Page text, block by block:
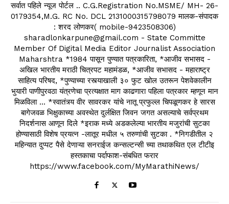
सर्वात पहिले न्यूज पोर्टल .. C.G.Registration No.MSME/ MH- 26-
0179354,M.G. RC No. DCL 2131000315798079 मालक-संपादक
: शरद लोणकर( mobile-9423508306)
sharadlonkarpune@gmail.com - State Committe
Member Of Digital Media Editor Journalist Association
Maharshtra *1984 पासून पुण्यात पत्रकारिता, *आजीव सभासद -
अखिल भारतीय मराठी चित्रपट महामंडळ, *आजीव सभासद - महाराष्ट्र
साहित्य परिषद, *पुण्याच्या रस्त्याखाली ३० फुट खोल उतरून पेशवेकालीन
भुयारी पाणीपुरवठा यंत्रणेचा प्रत्यक्षात माग काढणारा पहिला पत्रकार म्हणून मान
मिळविला ... *स्वातंत्र्य वीर सावरकर यांचे नातू प्रफुल्ल चिपळूणकर हे सारस
बागेजवळ भिक्षुकाच्या अवस्थेत दुर्लक्षित जिवन जगत असल्याचे सर्वप्रथम
निदर्शनास आणून दिले *इराक मध्ये अडकलेल्या भारतीय मजुरांची सुटका
होण्यासाठी विशेष प्रयत्न -लातूर मधील ५ तरुणांची सुटका . *निगडीतील २
महिन्यात दुप्पट पैसे देणाऱ्या सनराईज कन्सल्टन्सी च्या तथाकथित एल टीटीइ
हस्तकाचा पर्दाफाश-संबधित फरार
https://www.facebook.com/MyMarathiNews/